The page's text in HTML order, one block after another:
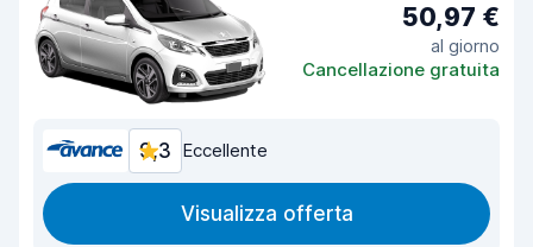
50,97 €
al giorno
Cancellazione gratuita
9,3 Eccellente
Visualizza offerta